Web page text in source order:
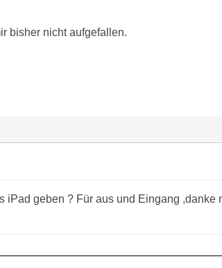
bisher nicht aufgefallen.
iPad geben ? Für aus und Eingang ,danke